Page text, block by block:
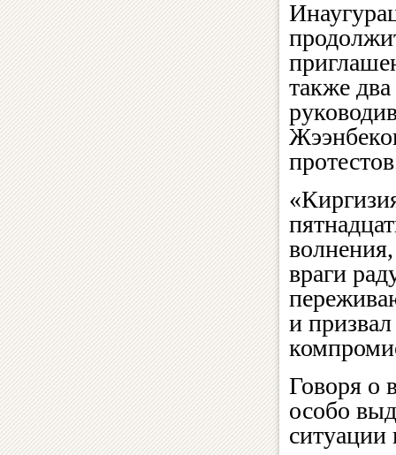
также
враги
и
Говоря о
особо
ситуации